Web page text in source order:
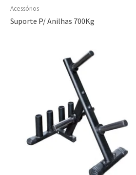
Acessórios
Suporte P/ Anilhas 700Kg